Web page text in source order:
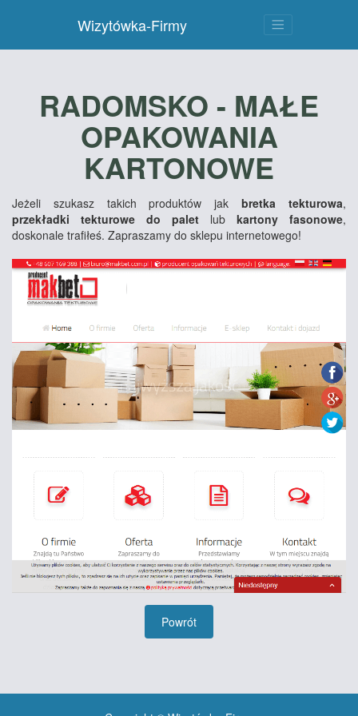
Wizytówka-Firmy
RADOMSKO - MAŁE
OPAKOWANIA
KARTONOWE
Jeżeli szukasz takich produktów jakbretka tekturowa,
przekładki tekturowe do palet lub kartony fasonowe,
doskonale trafiłeś. Zapraszamy do sklepu internetowego!
Powrót